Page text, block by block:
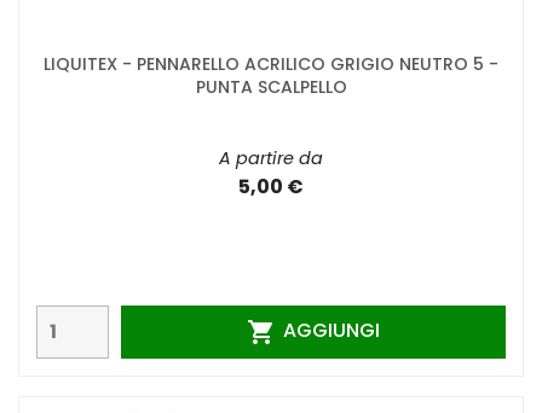
LIQUITEX - PENNARELLO ACRILICO GRIGIO NEUTRO 5 -
PUNTA SCALPELLO
A partire da
5,00 €
 AGGIUNGI